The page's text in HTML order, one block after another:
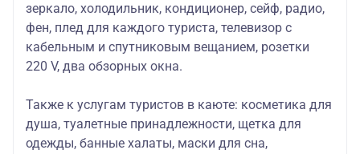
зеркало, холодильник, кондиционер, сейф, радио,
фен, плед для каждого туриста, телевизор с
кабельным и спутниковым вещанием, розетки
220 V, два обзорных окна.
Также к услугам туристов в каюте: косметика для
душа, туалетные принадлежности, щетка для
одежды, банные халаты, маски для сна,